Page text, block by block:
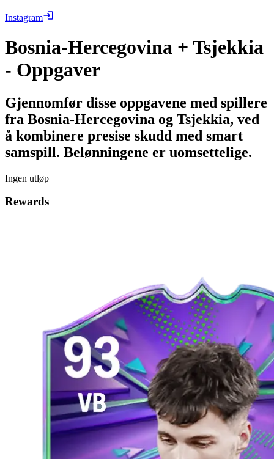
Instagram
Bosnia-Hercegovina + Tsjekkia
- Oppgaver
Gjennomfør disse oppgavene med spillere
fra Bosnia-Hercegovina og Tsjekkia, ved
å kombinere presise skudd med smart
samspill. Belønningene er uomsettelige.
Ingen utløp
Rewards